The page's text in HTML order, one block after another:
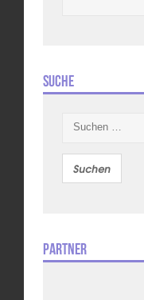
Suche
nach:
Partner